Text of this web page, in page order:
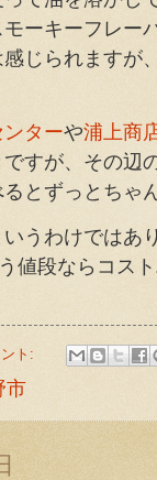
ーキーフレー
じられますが
ターや浦上商
すが、その辺
とずっとちゃ
うわけではあ
値段ならコス
ト:
市